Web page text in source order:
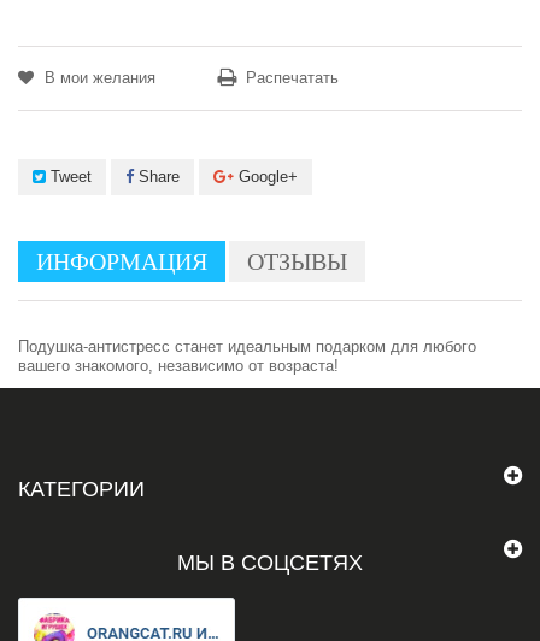
В мои желания Распечатать
Tweet Share Google+
ИНФОРМАЦИЯ ОТЗЫВЫ
Подушка-антистресс станет идеальным подарком для любого
вашего знакомого, независимо от возраста!
КАТЕГОРИИ
МЫ В СОЦСЕТЯХ